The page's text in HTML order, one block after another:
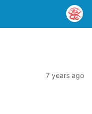
7 years ago